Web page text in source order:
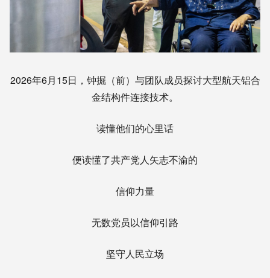
2026年6月15日，钟掘（前）与团队成员探讨大型航天铝合
金结构件连接技术。
读懂他们的心里话
便读懂了共产党人矢志不渝的
信仰力量
无数党员以信仰引路
坚守人民立场